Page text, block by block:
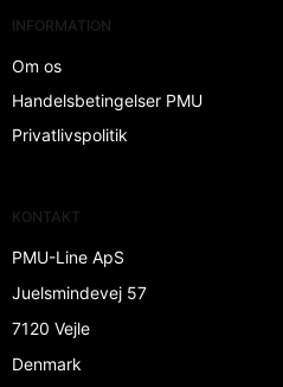
INFORMATION
Om os
Handelsbetingelser PMU
Privatlivspolitik
KONTAKT
PMU-Line ApS
Juelsmindevej 57
7120 Vejle
Denmark